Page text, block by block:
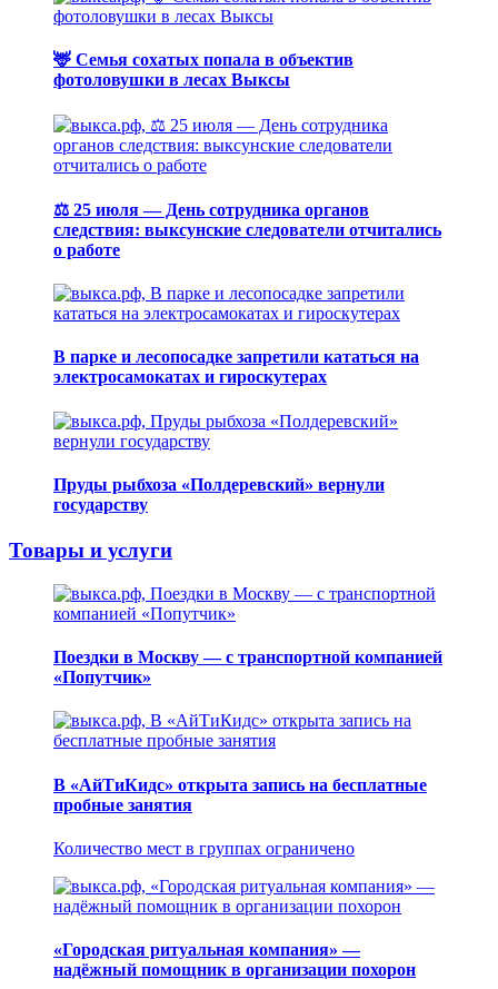
🦌 Семья сохатых попала в объектив
фотоловушки в лесах Выксы
⚖️ 25 июля — День сотрудника органов
следствия: выксунские следователи отчитались
о работе
В парке и лесопосадке запретили кататься на
электросамокатах и гироскутерах
Пруды рыбхоза «Полдеревский» вернули
государству
Товары и услуги
Поездки в Москву — с транспортной компанией
«Попутчик»
В «АйТиКидс» открыта запись на бесплатные
пробные занятия
Количество мест в группах ограничено
«Городская ритуальная компания» —
надёжный помощник в организации похорон